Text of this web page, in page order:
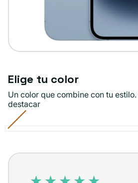
Elige tu color
Un color que combine con tu
destacar
o
o
o
o
oiPhone